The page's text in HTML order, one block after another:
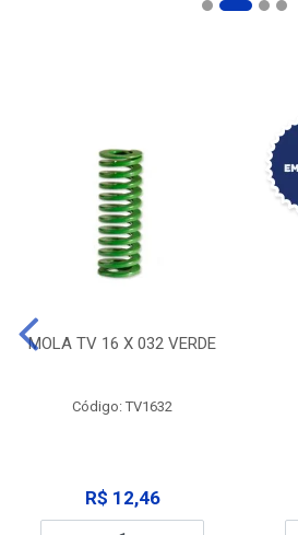
MOLA TV 16 X 032 VERDE
Código: TV1632
R$ 12,46